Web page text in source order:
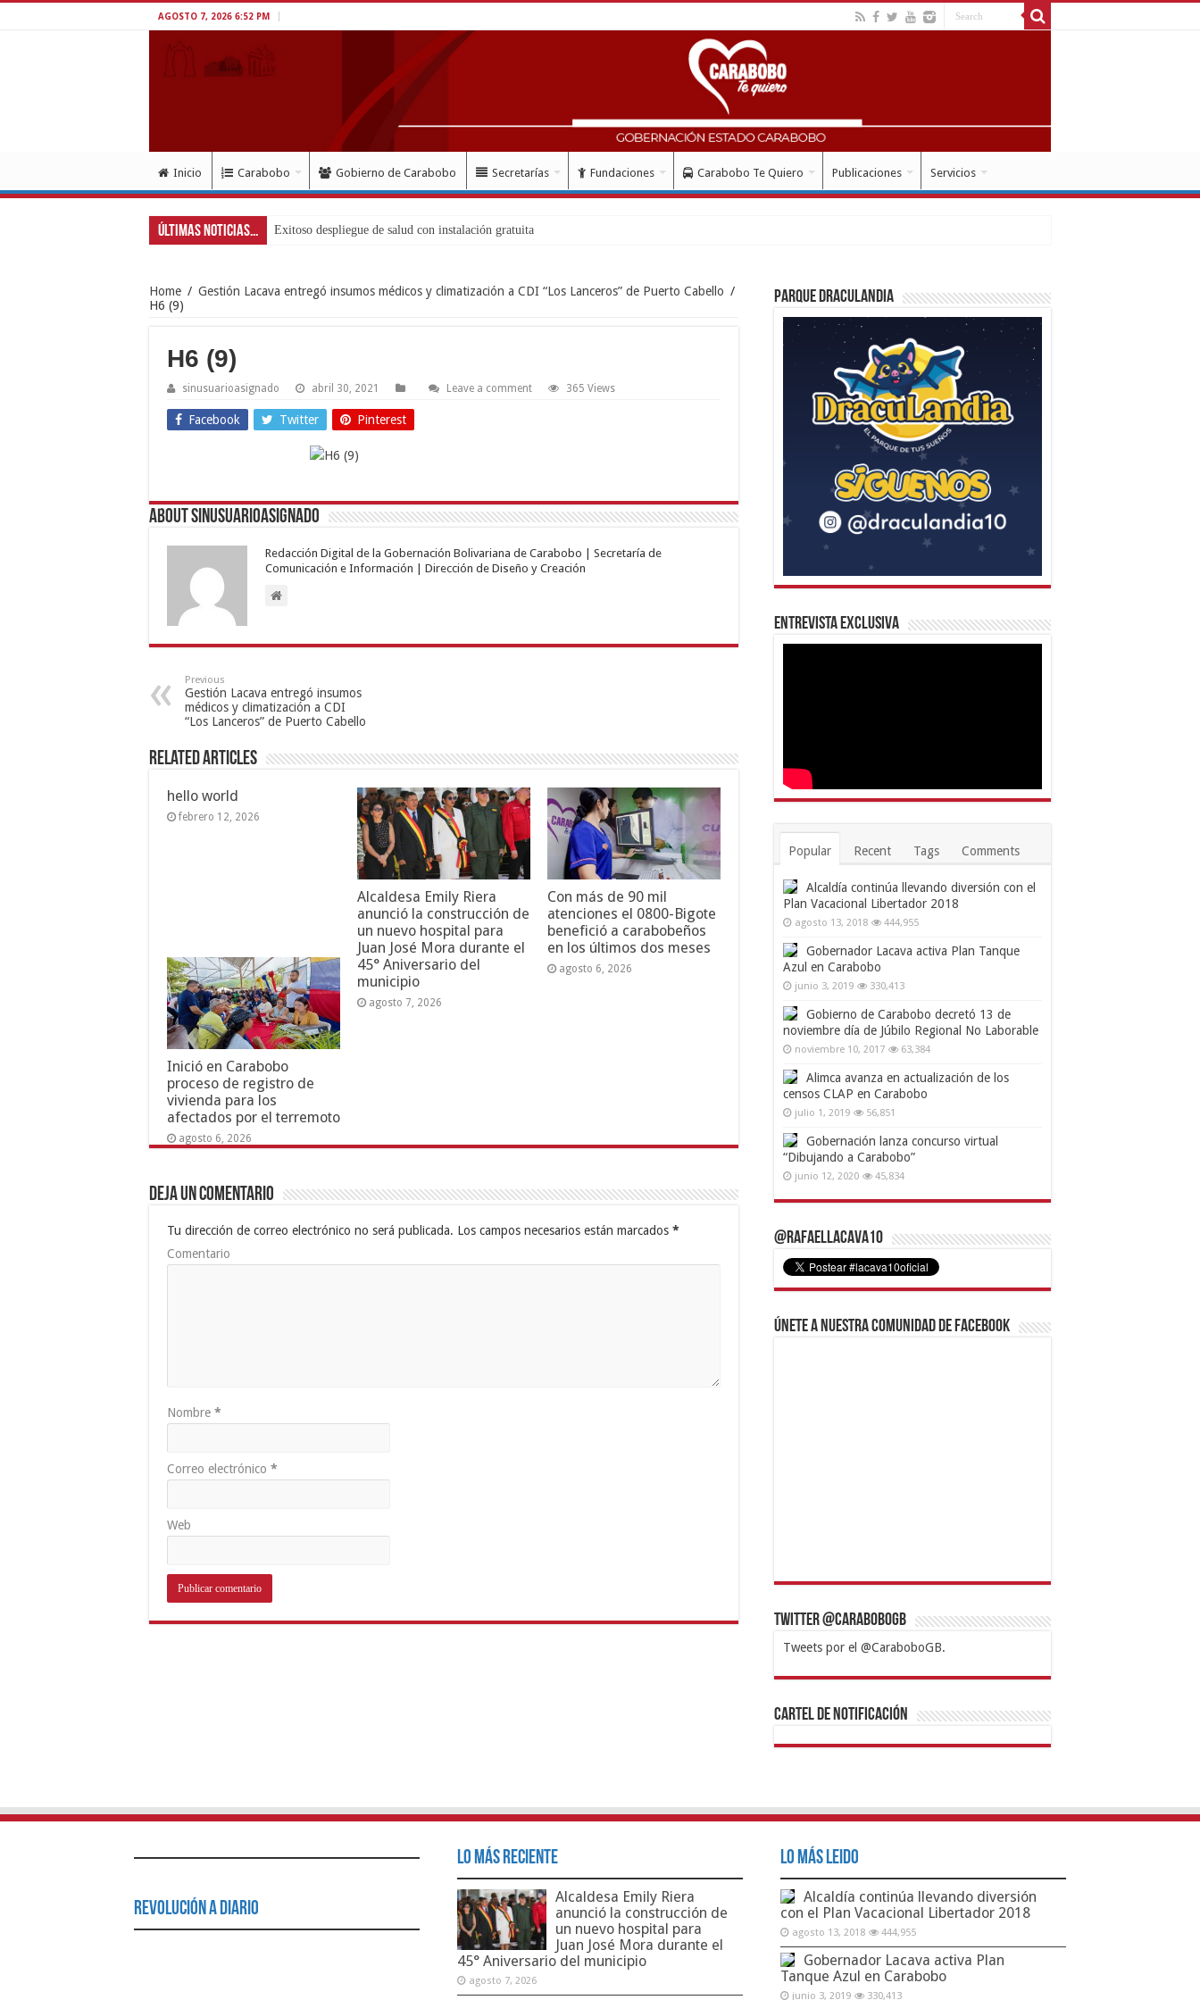
AGOSTO 7, 2026 6:52 PM
Inicio Carabobo Gobierno de Carabobo Secretarías Fundaciones Carabobo Te Quiero Publicaciones Servicios
Últimas Noticias... Exitoso despliegue de salud con instalación gratuita de marcapasos en la CHET
Home / Gestión Lacava entregó insumos médicos y climatización a CDI “Los Lanceros” de Puerto Cabello /
H6 (9)
H6 (9)
sinusuarioasignado abril 30, 2021 Leave a comment 365 Views
Facebook Twitter Pinterest
About sinusuarioasignado
Redacción Digital de la Gobernación Bolivariana de Carabobo | Secretaría de
Comunicación e Información | Dirección de Diseño y Creación
Previous
Gestión Lacava entregó insumos
médicos y climatización a CDI
“Los Lanceros” de Puerto Cabello
Related Articles
hello world
febrero 12, 2026
Alcaldesa Emily Riera
anunció la construcción de
un nuevo hospital para
Juan José Mora durante el
45° Aniversario del
municipio
agosto 7, 2026
Con más de 90 mil
atenciones el 0800-Bigote
benefició a carabobeños
en los últimos dos meses
agosto 6, 2026
Inició en Carabobo
proceso de registro de
vivienda para los
afectados por el terremoto
agosto 6, 2026
Deja un comentario
Tu dirección de correo electrónico no será publicada. Los campos necesarios están marcados *
Comentario
Nombre *
Correo electrónico *
Web
Parque Draculandia
Entrevista Exclusiva
Popular Recent Tags Comments
Alcaldía continúa llevando diversión con el
Plan Vacacional Libertador 2018
agosto 13, 2018 444,955
Gobernador Lacava activa Plan Tanque
Azul en Carabobo
junio 3, 2019 330,413
Gobierno de Carabobo decretó 13 de
noviembre día de Júbilo Regional No Laborable
noviembre 10, 2017 63,384
Alimca avanza en actualización de los
censos CLAP en Carabobo
julio 1, 2019 56,851
Gobernación lanza concurso virtual
“Dibujando a Carabobo”
junio 12, 2020 45,834
@RafaelLacava10
Únete a nuestra comunidad de Facebook
Twitter @CaraboboGB
Tweets por el @CaraboboGB.
1xbetBetturkeyBetistKralbetSupertotobetTipobet
https://mvbcasino.com/
Cartel de Notificación
Revolución a Diario
Lo Más Reciente
Alcaldesa Emily Riera
anunció la construcción de
un nuevo hospital para
Juan José Mora durante el
45° Aniversario del municipio
agosto 7, 2026
Lo Más Leido
Alcaldía continúa llevando diversión
con el Plan Vacacional Libertador 2018
agosto 13, 2018 444,955
Gobernador Lacava activa Plan
Tanque Azul en Carabobo
junio 3, 2019 330,413